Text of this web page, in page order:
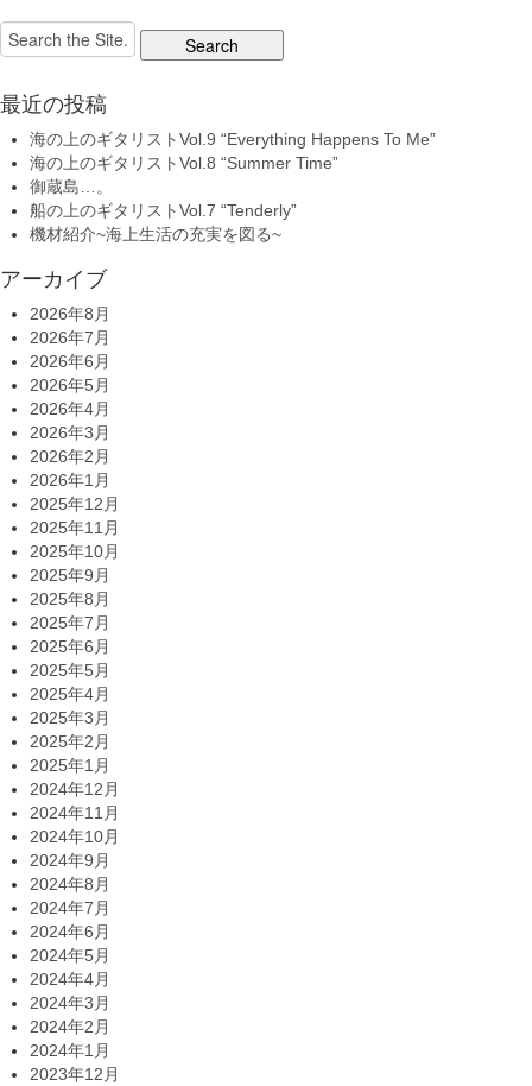
Search
for:
最近の投稿
海の上のギタリストVol.9 “Everything Happens To Me”
海の上のギタリストVol.8 “Summer Time”
御蔵島…。
船の上のギタリストVol.7 “Tenderly”
機材紹介~海上生活の充実を図る~
アーカイブ
2026年8月
2026年7月
2026年6月
2026年5月
2026年4月
2026年3月
2026年2月
2026年1月
2025年12月
2025年11月
2025年10月
2025年9月
2025年8月
2025年7月
2025年6月
2025年5月
2025年4月
2025年3月
2025年2月
2025年1月
2024年12月
2024年11月
2024年10月
2024年9月
2024年8月
2024年7月
2024年6月
2024年5月
2024年4月
2024年3月
2024年2月
2024年1月
2023年12月